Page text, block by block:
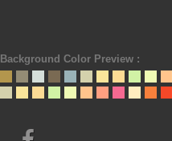
Background Color Preview :